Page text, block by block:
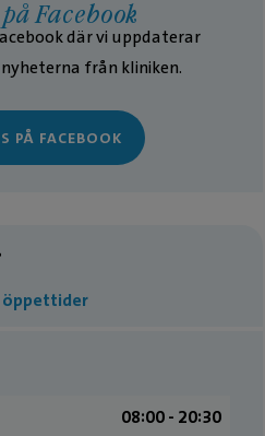
Facebook
där vi uppdaterar
från kliniken.
PÅ FACEBOOK
öppettider
08:00 ­- 20:30